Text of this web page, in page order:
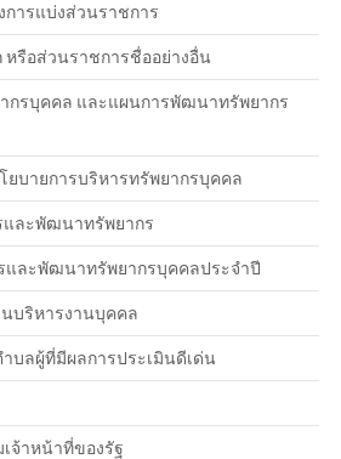
การแบ่งส่วนราชการ
หรือส่วนราชการชื่ออย่างอื่น
กรบุคคล และแผนการพัฒนาทรัพยากร
ยบายการบริหารทรัพยากรบุคคล
ละพัฒนาทรัพยากร
และพัฒนาทรัพยากรบุคคลประจำปี
นบริหารงานบุคคล
บลผู้ที่มีผลการประเมินดีเด่น
จ้าหน้าที่ของรัฐ